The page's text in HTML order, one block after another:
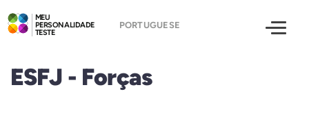
MEU
PERSONALIDADE
TESTE
ESFJ - Forças